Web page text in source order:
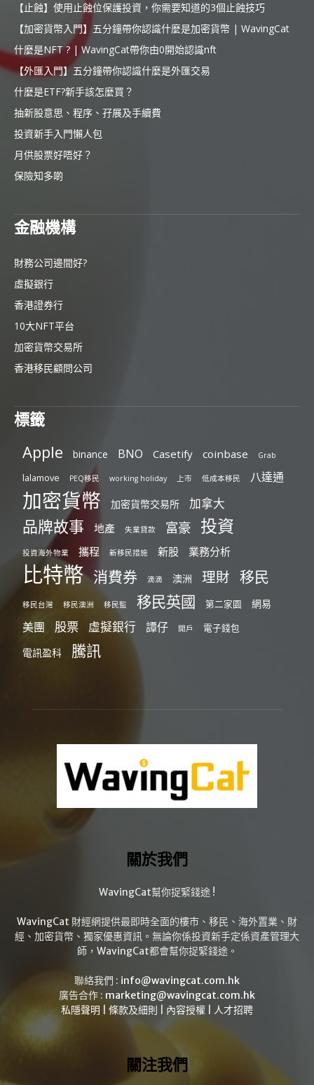
【止蝕】使用止蝕位保護投資，你需要知道的3個止蝕技巧
【加密貨幣入門】五分鐘帶你認識什麼是加密貨幣 | WavingCat
什麼是NFT ? | WavingCat帶你由0開始認識nft
【外匯入門】五分鐘帶你認識什麼是外匯交易
什麼是ETF?新手該怎麼買？
抽新股意思、程序、孖展及手續費
投資新手入門懶人包
月供股票好唔好？
保險知多啲
金融機構
財務公司邊間好?
虛擬銀行
香港證券行
10大NFT平台
加密貨幣交易所
香港移民顧問公司
標籤
Apple binance BNO Casetify coinbase Grab
lalamove PEQ移民 working holiday 上市 低成本移民 八達通
加密貨幣 加密貨幣交易所 加拿大
品牌故事 地產 失業貸款 富豪 投資
投資海外物業 攜程 新移民措施 新股 業務分析
比特幣 消費券 滴滴 澳洲 理財 移民
移民台灣 移民澳洲 移民監 移民英國 第二家園 網易
美團 股票 虛擬銀行 譚仔 開戶 電子錢包
電訊盈科 騰訊
關於我們
WavingCat幫你捉緊錢途 !
WavingCat 財經網提供最即時全面的樓市、移民、海外置業、財
經、加密貨幣、獨家優惠資訊。無論你係投資新手定係資產管理大
師，WavingCat都會幫你捉緊錢途。
聯絡我們 : info@wavingcat.com.hk
廣告合作 : marketing@wavingcat.com.hk
私隱聲明
條款及細則 內容授權 人才招聘
關注我們